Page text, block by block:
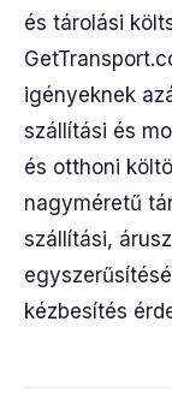
és tárolási
igényeknek
szállítási és
és otthoni
nagyméretű
szállítási,
kézbesítés